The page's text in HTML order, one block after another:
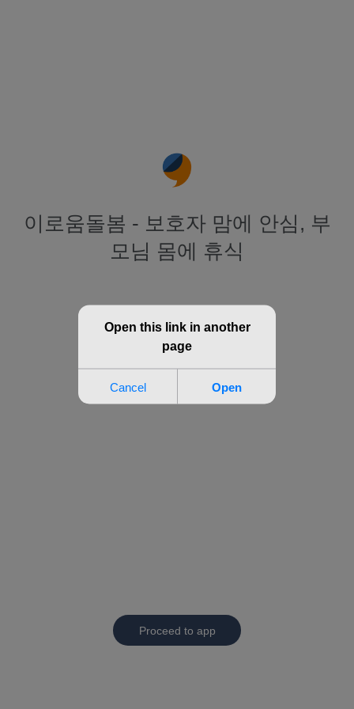
이로움돌봄 - 보호자 맘에 안심, 부
모님 몸에 휴식
Proceed to app